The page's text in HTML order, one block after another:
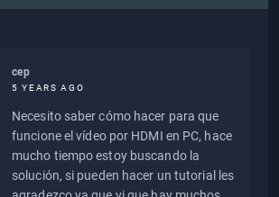
cep
5 YEARS AGO
Necesito saber cómo hacer para que
funcione el vídeo por HDMI en PC, hace
mucho tiempo estoy buscando la
solución, si pueden hacer un tutorial les